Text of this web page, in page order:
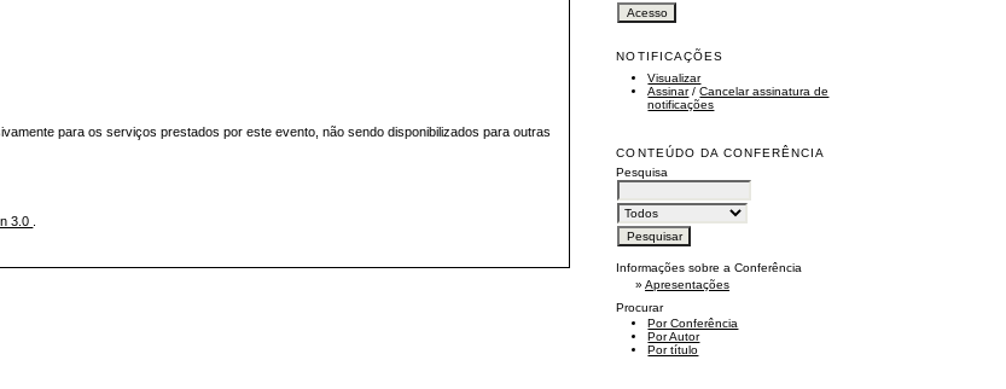
NOTIFICAÇÕES
Visualizar
Assinar/Cancelar assinatura de
notificações
CONTEÚDO DA CONFERÊNCIA
Pesquisa
Informações sobre a Conferência
»Apresentações
Procurar
Por Conferência
Por Autor
Por título
para os serviços prestados por este evento, não sendo disponibilizados para outras
3.0